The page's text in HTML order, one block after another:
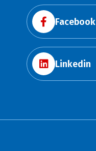
Facebook
Linkedin